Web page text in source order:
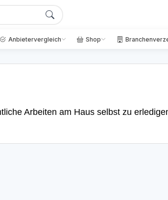
Anbietervergleich Shop
Arbeiten am Haus selbst zu